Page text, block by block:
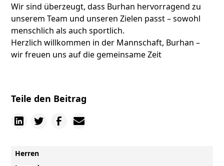
Wir sind überzeugt, dass Burhan hervorragend zu
unserem Team und unseren Zielen passt – sowohl
menschlich als auch sportlich.
Herzlich willkommen in der Mannschaft, Burhan –
wir freuen uns auf die gemeinsame Zeit
Teile den Beitrag
Herren